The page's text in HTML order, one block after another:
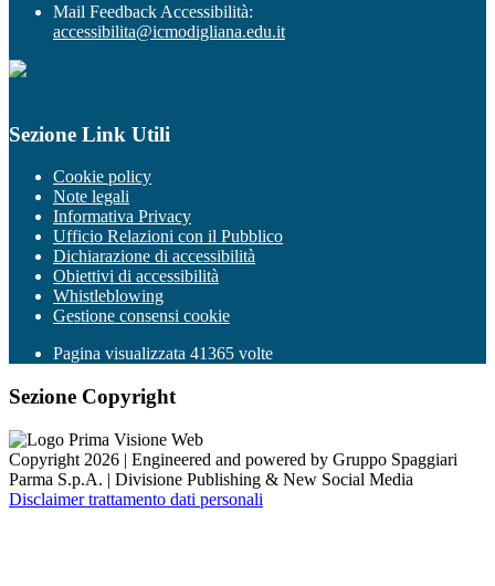
Mail Feedback Accessibilità:
accessibilita@icmodigliana.edu.it
Sezione Link Utili
Cookie policy
Note legali
Informativa Privacy
Ufficio Relazioni con il Pubblico
Dichiarazione di accessibilità
Obiettivi di accessibilità
Whistleblowing
Gestione consensi cookie
Pagina visualizzata 41365 volte
Sezione Copyright
Copyright 2026 | Engineered and powered by Gruppo Spaggiari
Parma S.p.A. | Divisione Publishing & New Social Media
Disclaimer trattamento dati personali